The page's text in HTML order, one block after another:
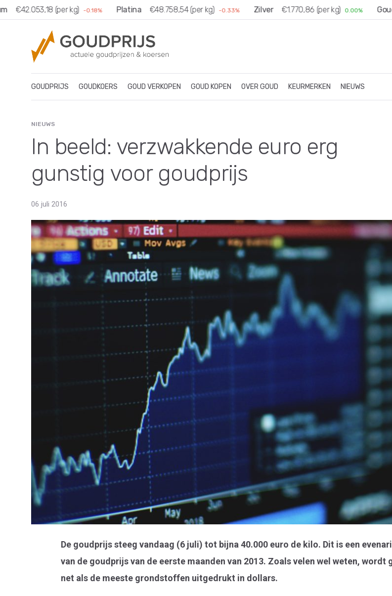
€42.053,18 (per kg) -0.18% Platina €48.758,54 (per kg) -0.33% Zilver €1.770,86 (per kg) 0.00% Goud
GOUDPRIJS GOUDKOERS GOUD VERKOPEN GOUD KOPEN OVER GOUD KEURMERKEN NIEUWS
NIEUWS
In beeld: verzwakkende euro erg
gunstig voor goudprijs
06 juli 2016
De goudprijs steeg vandaag (6 juli) tot bijna 40.000 euro de kilo. Dit is een
van de goudprijs van de eerste maanden van 2013. Zoals velen wel weten, wordt
net als de meeste grondstoffen uitgedrukt in dollars.